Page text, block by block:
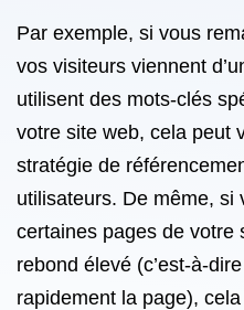
Par exemple, si vous
vos visiteurs viennent
utilisent des mots-clés
votre site web, cela peut
stratégie de
utilisateurs. De même, si
certaines pages de votre
rebond élevé (c’est-à-
rapidement la page),